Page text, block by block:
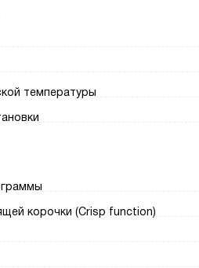
температуры
корочки (Crisp function)